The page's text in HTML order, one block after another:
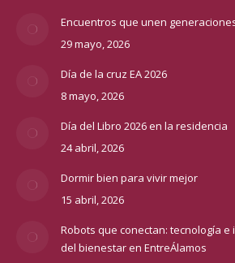
Encuentros que unen
29 mayo, 2026
Día de la cruz EA 2026
8 mayo, 2026
Día del Libro 2026 en la residencia
24 abril, 2026
Dormir bien para vivir mejor
15 abril, 2026
Robots que conectan: tecnología
del bienestar en EntreÁlamos